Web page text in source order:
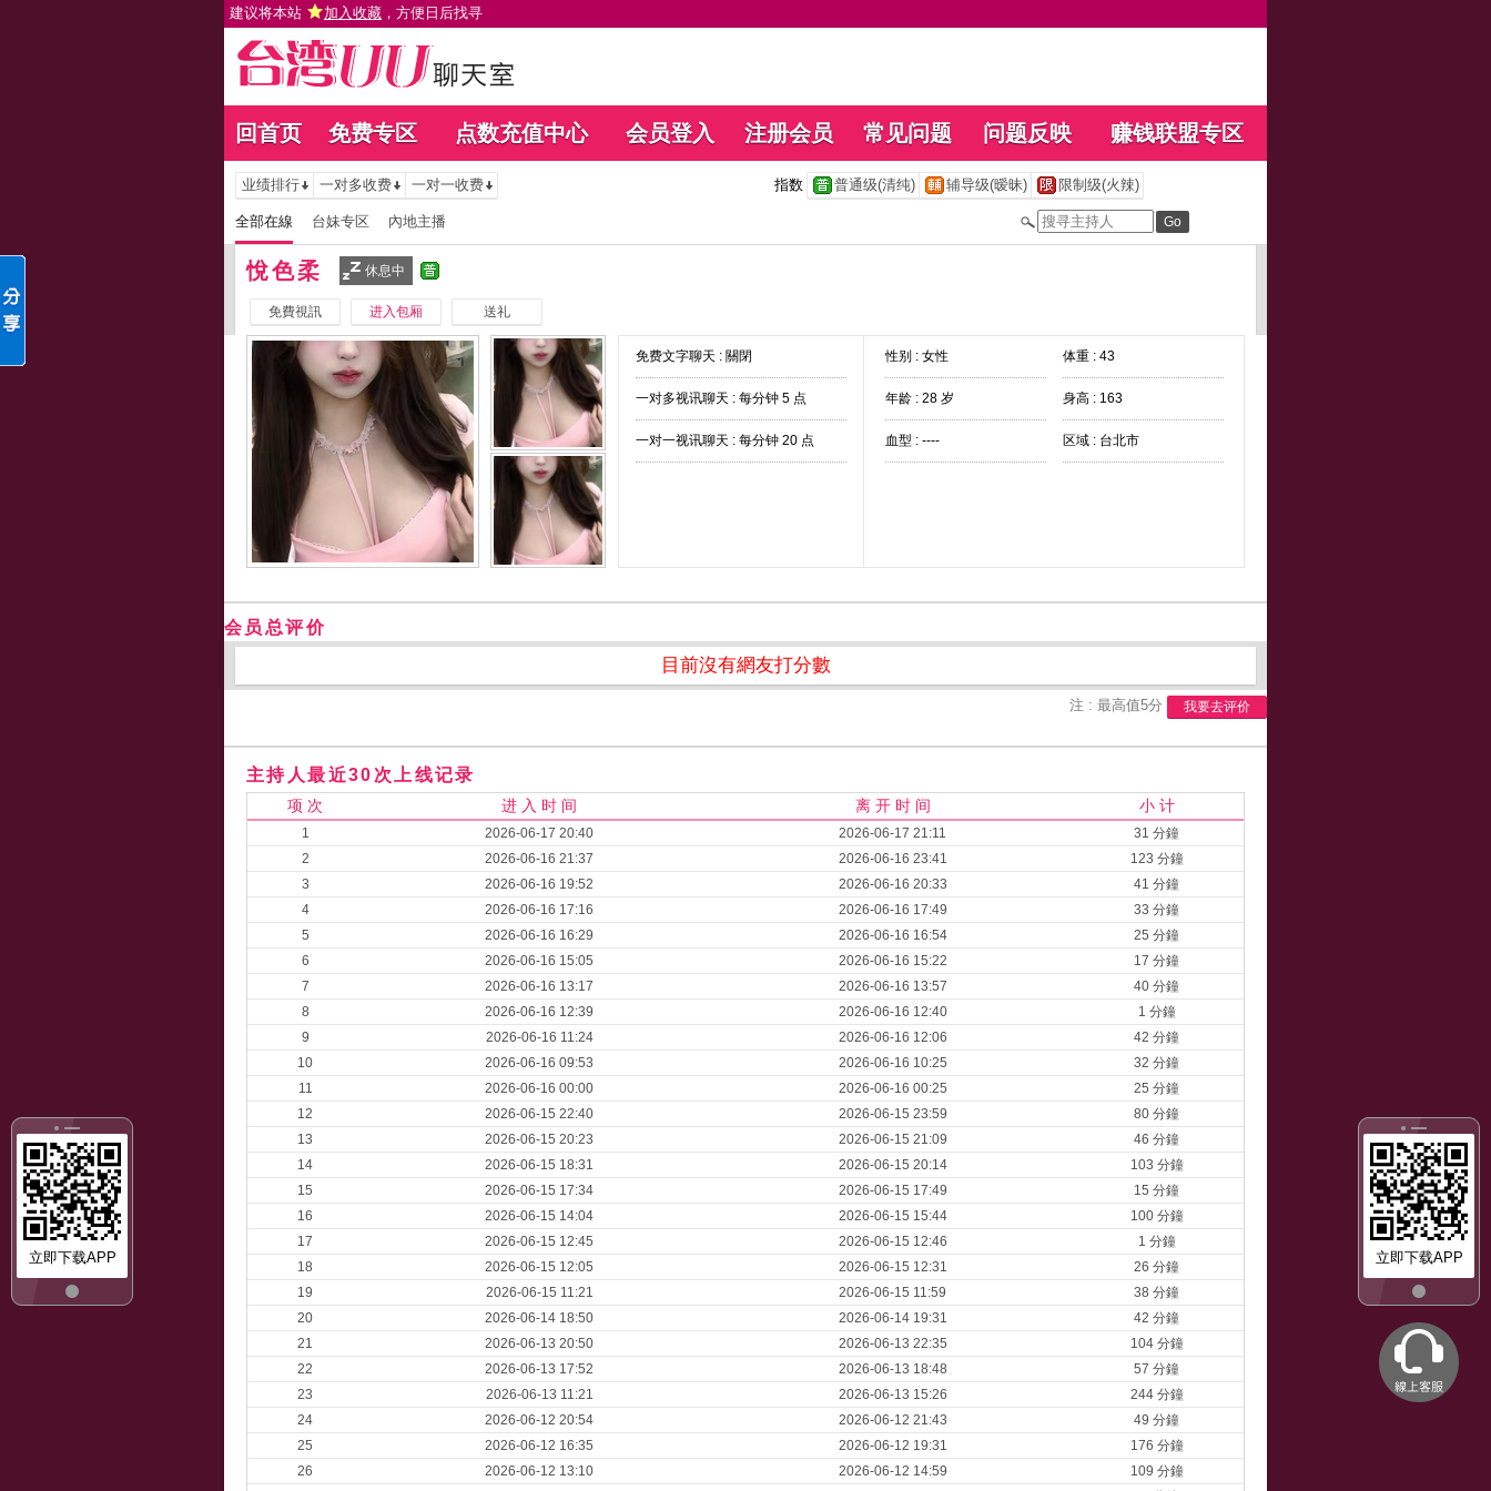
建议将本站 加入收藏 ，方便日后找寻
回首页 免费专区 点数充值中心 会员登入 注册会员 常见问题 问题反映 赚钱联盟专区
立即下载APP
立即下载APP
业绩排行 一对多收费 一对一收费 指数 普通级(清纯) 辅导级(暧昧) 限制级(火辣)
全部在線 台妹专区 內地主播
悅色柔 休息中
免費視訊 进入包厢 送礼
免费文字聊天 : 關閉
一对多视讯聊天 : 每分钟 5 点
一对一视讯聊天 : 每分钟 20 点
性别 : 女性 体重 : 43
年龄 : 28 岁 身高 : 163
血型 : ---- 区域 : 台北市
会员总评价
目前沒有網友打分數
注 : 最高值5分 我要去评价
主持人最近30次上线记录
项 次 进 入 时 间 离 开 时 间 小 计
1 2026-06-17 20:40 2026-06-17 21:11
31 分鐘
2
2026-06-16 21:37 2026-06-16 23:41
123 分鐘
3
2026-06-16 19:52 2026-06-16 20:33
41 分鐘
4
2026-06-16 17:16 2026-06-16 17:49
33 分鐘
5
2026-06-16 16:29 2026-06-16 16:54
25 分鐘
6
2026-06-16 15:05 2026-06-16 15:22
17 分鐘
7
2026-06-16 13:17 2026-06-16 13:57
40 分鐘
8
2026-06-16 12:39 2026-06-16 12:40
1 分鐘
9
2026-06-16 11:24 2026-06-16 12:06
42 分鐘
10
2026-06-16 09:53 2026-06-16 10:25
32 分鐘
11
2026-06-16 00:00 2026-06-16 00:25
25 分鐘
12
2026-06-15 22:40 2026-06-15 23:59
80 分鐘
13
2026-06-15 20:23 2026-06-15 21:09
46 分鐘
14
2026-06-15 18:31 2026-06-15 20:14
103 分鐘
15
2026-06-15 17:34 2026-06-15 17:49
15 分鐘
16
2026-06-15 14:04 2026-06-15 15:44
100 分鐘
17
2026-06-15 12:45 2026-06-15 12:46
1 分鐘
18
2026-06-15 12:05 2026-06-15 12:31
26 分鐘
19
2026-06-15 11:21 2026-06-15 11:59
38 分鐘
20
2026-06-14 18:50 2026-06-14 19:31
42 分鐘
21
2026-06-13 20:50 2026-06-13 22:35
104 分鐘
22
2026-06-13 17:52 2026-06-13 18:48
57 分鐘
23
2026-06-13 11:21 2026-06-13 15:26
244 分鐘
24
2026-06-12 20:54 2026-06-12 21:43
49 分鐘
25
2026-06-12 16:35 2026-06-12 19:31
176 分鐘
26
2026-06-12 13:10 2026-06-12 14:59
109 分鐘